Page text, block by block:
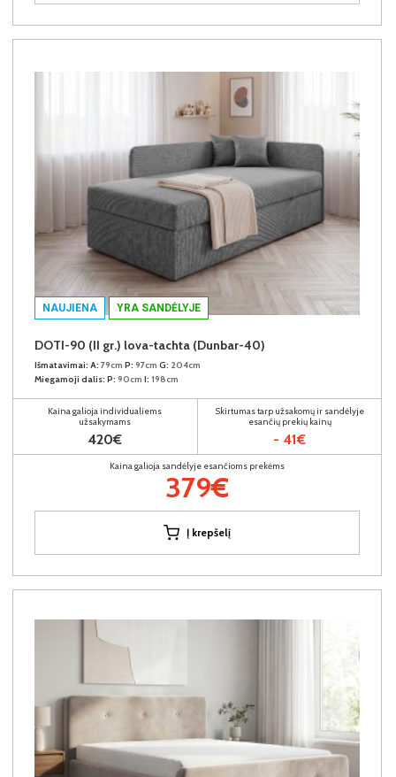
NAUJIENA YRA SANDĖLYJE
DOTI-90 (II gr.) lova-tachta (Dunbar-40)
Išmatavimai: A: 79cm P: 97cm G: 204cm
Miegamoji dalis: P: 90cm I: 198cm
Kaina galioja individualiems
užsakymams
420€
Skirtumas tarp užsakomų ir sandėlyje
esančių prekių kainų
- 41€
Kaina galioja sandėlyje esančioms prekėms
379€
Į krepšelį